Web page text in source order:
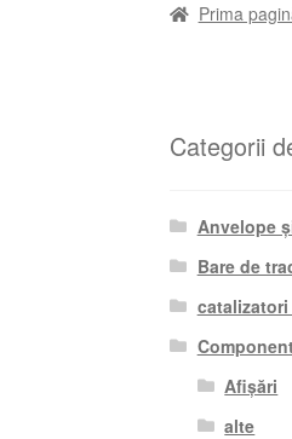
Prima
Categorii
Anvelope
Bare de
catalizatori
Afișări
alte